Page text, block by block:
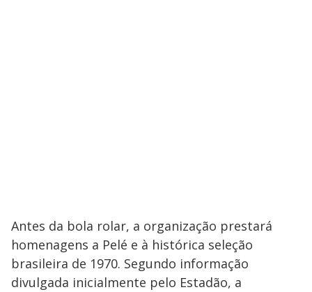
Antes da bola rolar, a organização prestará
homenagens a Pelé e à histórica seleção
brasileira de 1970. Segundo informação
divulgada inicialmente pelo Estadão, a